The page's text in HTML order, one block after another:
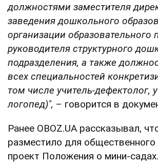
должностями заместителя
заведения дошкольного
организации образовательного
руководителя структурного
подразделения, а также
всех специальностей
том числе учитель-дефектолог,
логопед)", – говорится в
Ранее OBOZ.UA рассказывал,
разместило для
проект Положения о мини-